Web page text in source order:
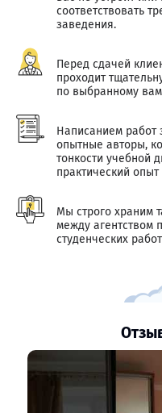
соответствовать
заведения.
Перед сдачей
проходит
по выбранному
Написанием работ
опытные авторы,
тонкости учебной
практический опыт
Мы строго храним
между агентством
студенческих